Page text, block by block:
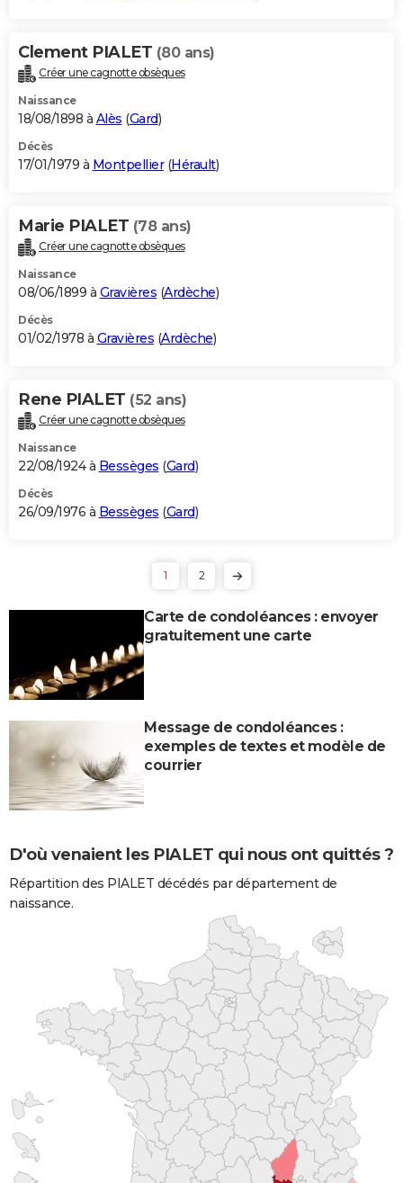
Clement PIALET (80 ans)
Créer une cagnotte obsèques
Naissance
18/08/1898 à Alès (Gard)
Décès
17/01/1979 à Montpellier(Hérault)
Marie PIALET (78 ans)
Créer une cagnotte obsèques
Naissance
08/06/1899 à Gravières (Ardèche)
Décès
01/02/1978 à Gravières (Ardèche)
Rene PIALET (52 ans)
Créer une cagnotte obsèques
Naissance
22/08/1924 à Bessèges (Gard)
Décès
26/09/1976 à Bessèges (Gard)
1 2
Carte de condoléances : envoyer
gratuitement une carte
Message de condoléances :
exemples de textes et modèle de
courrier
D'où venaient les PIALET qui nous ont quittés ?
Répartition des PIALET décédés par département de
naissance.